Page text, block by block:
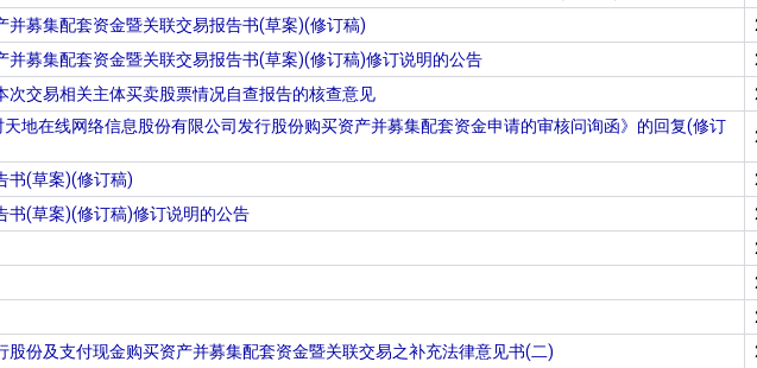
募集配套资金暨关联交易报告书(草案)(修订稿)
募集配套资金暨关联交易报告书(草案)(修订稿)修订说明的公告
交易相关主体买卖股票情况自查报告的核查意见
地在线网络信息股份有限公司发行股份购买资产并募集配套资金申请的审核问询函》的回复(修订
书(草案)(修订稿)
书(草案)(修订稿)修订说明的公告
份及支付现金购买资产并募集配套资金暨关联交易之补充法律意见书(二)